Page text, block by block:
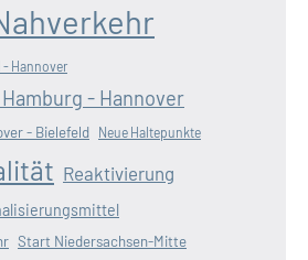
- Hannover
- Hannover
- Bielefeld Neue Haltepunkte
Reaktivierung
Start Niedersachsen-Mitte